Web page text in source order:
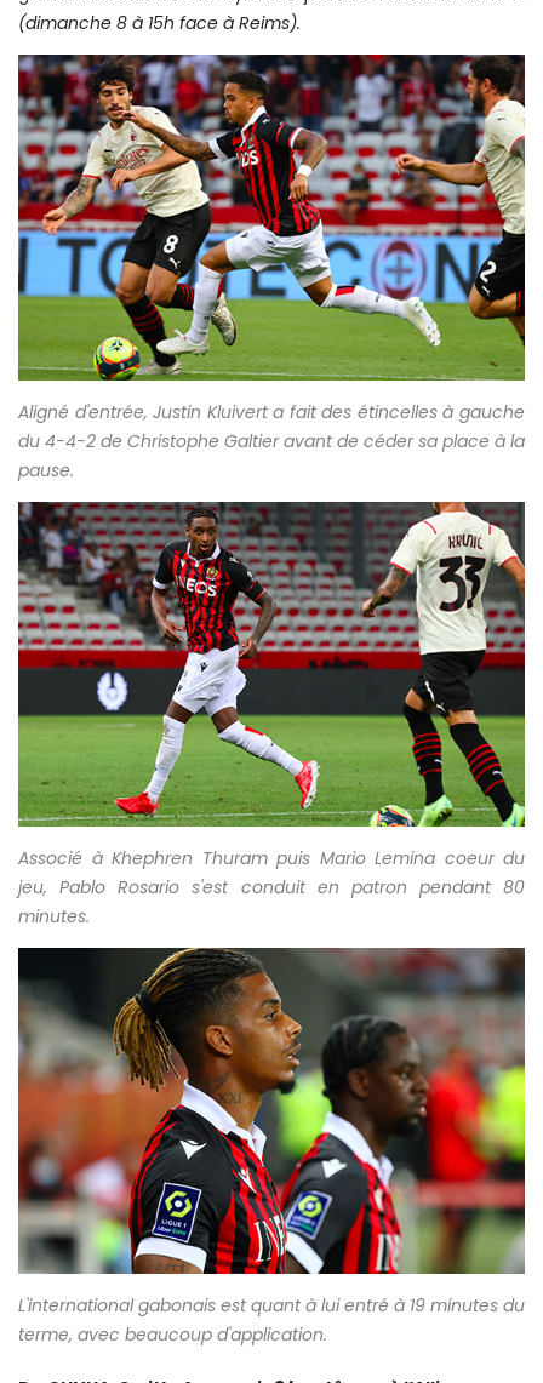
(dimanche 8 à 15h face à Reims).
Aligné d'entrée, Justin Kluivert a fait des étincelles à gauche
du 4-4-2 de Christophe Galtier avant de céder sa place à la
pause.
Associé àKhephren Thuram puis Mario Lemina coeur du
jeu, Pablo Rosario s'est conduit en patron pendant 80
minutes.
L'international gabonais est quant à lui entré à 19 minutes du
terme, avec beaucoup d'application.